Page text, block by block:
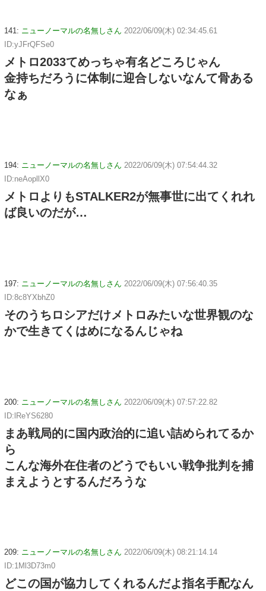
141: ニューノーマルの名無しさん 2022/06/09(木) 02:34:45.61
ID:yJFrQFSe0
メトロ2033てめっちゃ有名どころじゃん
金持ちだろうに体制に迎合しないなんて骨ある
なぁ
194: ニューノーマルの名無しさん 2022/06/09(木) 07:54:44.32
ID:neAopllX0
メトロよりもSTALKER2が無事世に出てくれれ
ば良いのだが…
197: ニューノーマルの名無しさん 2022/06/09(木) 07:56:40.35
ID:8c8YXbhZ0
そのうちロシアだけメトロみたいな世界観のな
かで生きてくはめになるんじゃね
200: ニューノーマルの名無しさん 2022/06/09(木) 07:57:22.82
ID:lReYS6280
まあ戦局的に国内政治的に追い詰められてるか
ら
こんな海外在住者のどうでもいい戦争批判を捕
まえようとするんだろうな
209: ニューノーマルの名無しさん 2022/06/09(木) 08:21:14.14
ID:1Ml3D73m0
どこの国が協力してくれるんだよ指名手配なん